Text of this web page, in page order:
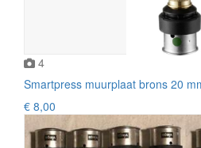
4
Smartpress muurplaat brons 20
€ 8,00